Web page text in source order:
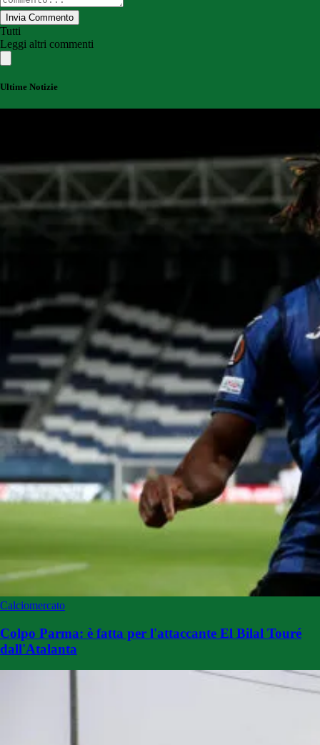
Invia Commento
Tutti
Leggi altri commenti
Ultime Notizie
Calciomercato
Colpo Parma: è fatta per l'attaccante El Bilal Touré
dall'Atalanta